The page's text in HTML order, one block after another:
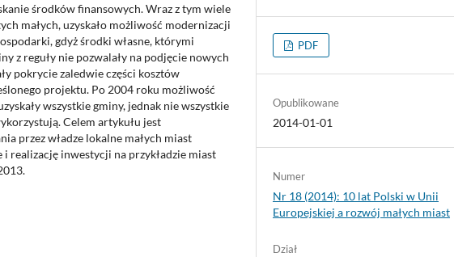
środków finansowych. Wraz z tym wiele
małych, uzyskało możliwość modernizacji
gdyż środki własne, którymi
z reguły nie pozwalały na podjęcie nowych
pokrycie zaledwie części kosztów
projektu. Po 2004 roku możliwość
wszystkie gminy, jednak nie wszystkie
Celem artykułu jest
przez władze lokalne małych miast
realizację inwestycji na przykładzie miast
PDF
Opublikowane
2014-01-01
Numer
Nr 18 (2014): 10 lat Polski w Unii
Europejskiej a rozwój małych miast
Dział